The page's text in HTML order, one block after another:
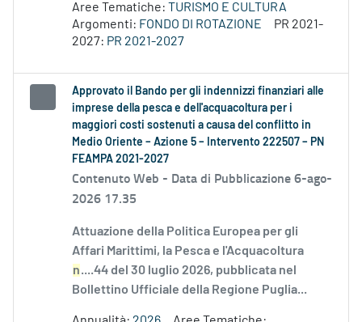
Aree Tematiche: TURISMO E CULTURA
Argomenti: FONDO DI ROTAZIONE
PR 2021-
2027: PR 2021-2027
Approvato il Bando per gli indennizzi finanziari alle
imprese della pesca e dell'acquacoltura per i
maggiori costi sostenuti a causa del conflitto in
Medio Oriente – Azione 5 – Intervento 222507 – PN
FEAMPA 2021-2027
Contenuto Web - Data di Pubblicazione 6-ago-
2026 17.35
Attuazione della Politica Europea per gli
Affari Marittimi, la Pesca e l'Acquacoltura
n....44 del 30 luglio 2026, pubblicata nel
Bollettino Ufficiale della Regione Puglia...